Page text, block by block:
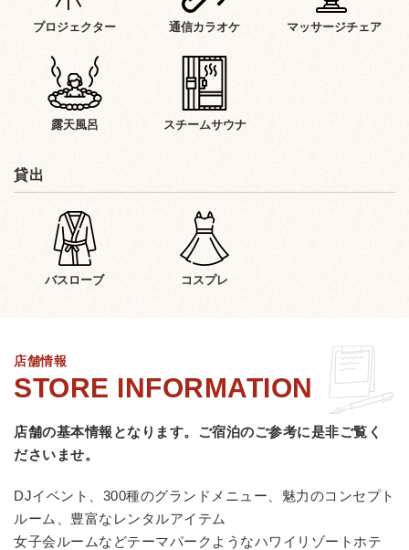
プロジェクター 通信カラオケ マッサージチェア
露天風呂 スチームサウナ
貸出
バスローブ コスプレ
店舗情報
店舗の基本情報となります。 ご宿泊のご参考に是非ご覧く
ださいませ。
DJイベント、300種のグランドメニュー、魅力のコンセプト
ルーム、豊富なレンタルアイテム
女子会ルームなどテーマパークようなハワイリゾートホテ